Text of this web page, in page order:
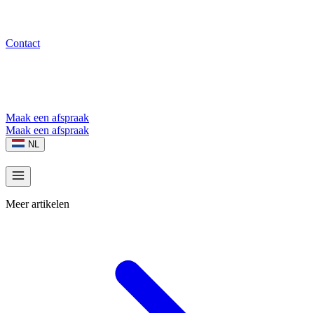
Contact
Maak een afspraak
Maak een afspraak
NL
Meer artikelen